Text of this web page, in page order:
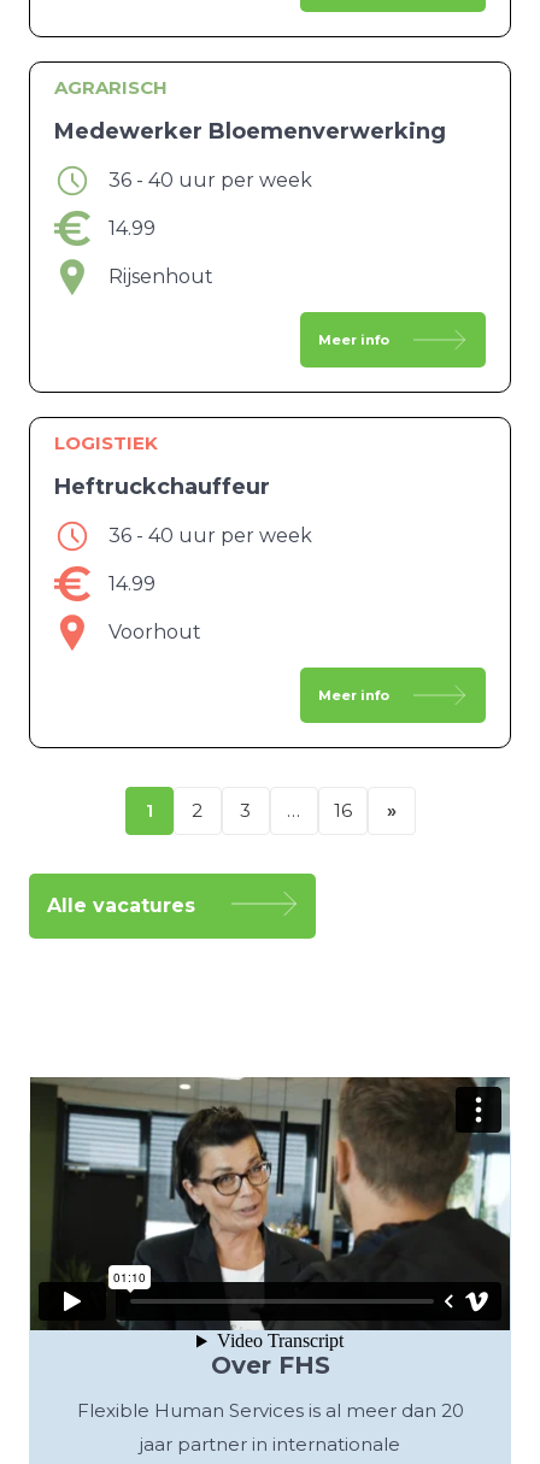
AGRARISCH
Medewerker Bloemenverwerking
36 - 40 uur per week
14.99
Rijsenhout
Meer info
LOGISTIEK
Heftruckchauffeur
36 - 40 uur per week
14.99
Voorhout
Meer info
1 2 3 … 16 »
Alle vacatures
Over FHS
Flexible Human Services is al meer dan 20
jaar partner in internationale